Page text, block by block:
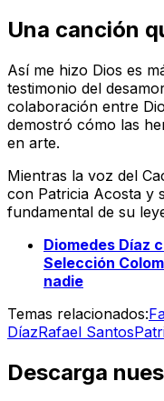
Una canción
Así me hizo Dios es
testimonio del
colaboración entre
demostró cómo las
en arte.
Mientras la voz del
con Patricia Acosta y
fundamental de su
Diomedes Díaz
Selección
nadie
Temas relacionados:
DíazRafael Santos
Descarga